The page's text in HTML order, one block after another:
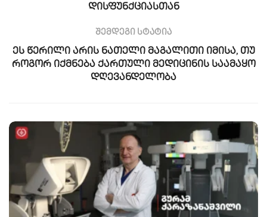
დისფუნქციასთან
შემდეგი სტატია
ეს წერილი არის ნათელი მაგალითი იმისა, თუ
როგორ იქმნება ქართული მედიცინის საამაყო
დღევანდელობა